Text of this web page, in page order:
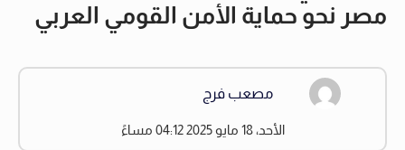
مصر نحو حماية الأمن القومي العربي
مصعب فرج
الأحد، 18 مايو 2025 04:12 مساءً